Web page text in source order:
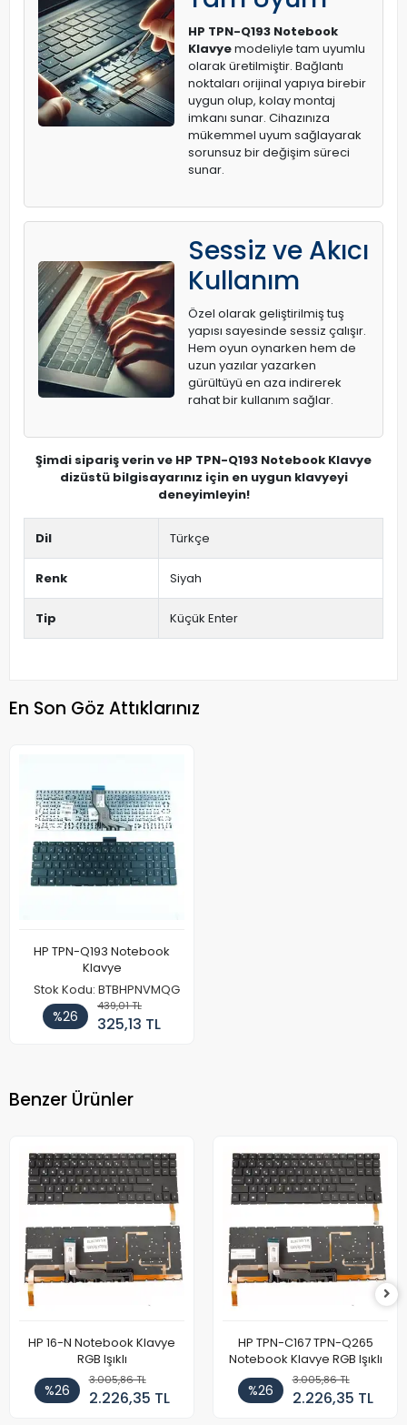
HP TPN-Q193 Notebook
Klavyemodeliyle tam uyumlu
olarak üretilmiştir. Bağlantı
noktaları orijinal yapıya birebir
uygun olup, kolay montaj
imkanı sunar. Cihazınıza
mükemmel uyum sağlayarak
sorunsuz bir değişim süreci
sunar.
Sessiz ve Akıcı
Kullanım
Özel olarak geliştirilmiş tuş
yapısı sayesinde sessiz çalışır.
Hem oyun oynarken hem de
uzun yazılar yazarken
gürültüyü en aza indirerek
rahat bir kullanım sağlar.
Şimdi sipariş verin ve HP TPN-Q193 Notebook Klavye
dizüstü bilgisayarınız için en uygun klavyeyi
deneyimleyin!
Dil Türkçe
Renk Siyah
Tip Küçük Enter
En Son Göz Attıklarınız
HP TPN-Q193 Notebook
Klavye
Stok Kodu: BTBHPNVMQG
%26
439,01 TL
325,13 TL
Benzer Ürünler
HP 16-N Notebook Klavye
RGB Işıklı
%26
3.005,86 TL
2.226,35 TL
HP TPN-C167 TPN-Q265
Notebook Klavye RGB Işıklı
%26
3.005,86 TL
2.226,35 TL